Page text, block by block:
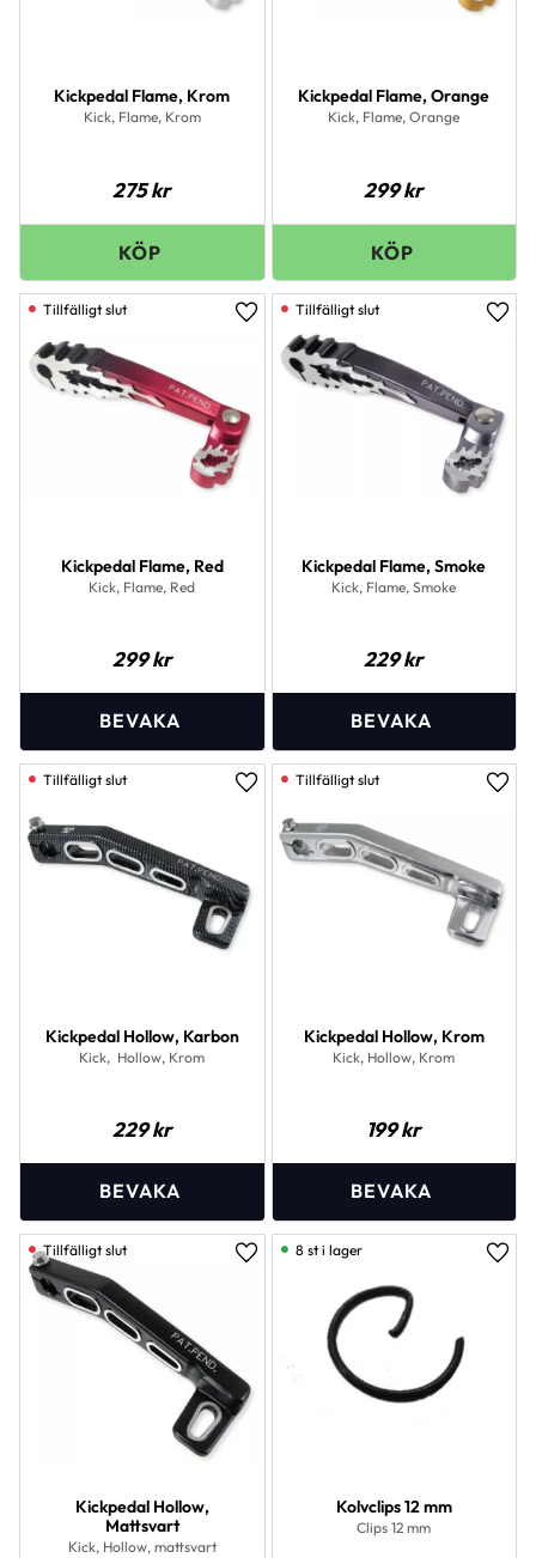
Kickpedal Flame, Krom
Kick, Flame, Krom
275kr
Kickpedal Flame, Orange
Kick, Flame, Orange
299kr
Kickpedal Flame, Red
Kick, Flame, Red
299kr
Lägg till i favoriter
Kickpedal Flame, Smoke
Kick, Flame, Smoke
229kr
Kickpedal Hollow, Karbon
Kick, Hollow, Krom
229kr
Lägg till i favoriter
Kickpedal Hollow, Krom
Kick, Hollow, Krom
199kr
Kickpedal Hollow,
Mattsvart
Kick, Hollow, mattsvart
Lägg till i favoriter
Kolvclips 12 mm
Clips 12 mm
8 st i lager